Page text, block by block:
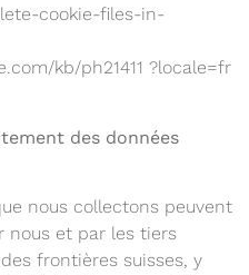
cookie-files-in-
kb/ph21411 ?locale=fr
des données
nous collectons peuvent
nous et par les tiers
frontières suisses, y